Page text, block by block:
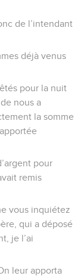
de l’intendant
déjà venus
pour la nuit
nous a
la somme
pour
remis
vous inquiétez
qui a déposé
je l’ai
leur apporta